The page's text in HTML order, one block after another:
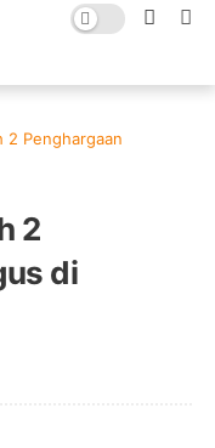
2 Penghargaan
2
di